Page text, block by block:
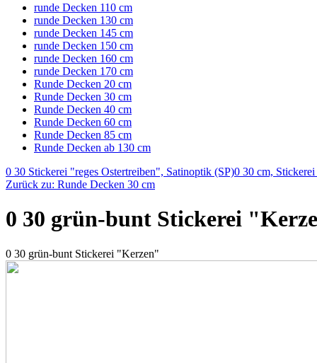
runde Decken 110 cm
runde Decken 130 cm
runde Decken 145 cm
runde Decken 150 cm
runde Decken 160 cm
runde Decken 170 cm
Runde Decken 20 cm
Runde Decken 30 cm
Runde Decken 40 cm
Runde Decken 60 cm
Runde Decken 85 cm
Runde Decken ab 130 cm
0 30 Stickerei "reges Ostertreiben", Satinoptik (SP)0 30 cm,
Zurück zu: Runde Decken 30 cm
0 30 grün-bunt Stickerei
0 30 grün-bunt Stickerei "Kerzen"